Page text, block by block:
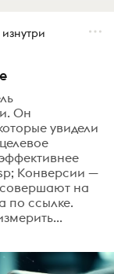
Он
увидели
Конверсии —
совершают на
по ссылке.